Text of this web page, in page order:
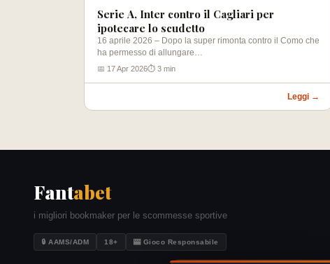
Serie A, Inter contro il Cagliari per
ipotecare lo scudetto
16 aprile 2026 – Dopo la super rimonta contro il Como che
ha permesso di allungare…
📅 17 Apr 2026⏱ 3 min
Leggi →
Fantabet
i migliori bookmaker per le scommesse sportive
🔒 AAMS/ADM 18+ 🎰 Gioco Responsabile